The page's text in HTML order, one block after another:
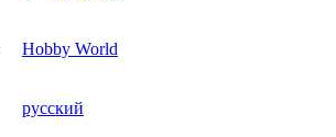
Hobby World
русский